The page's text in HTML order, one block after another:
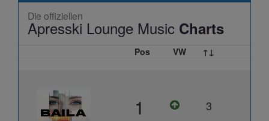
Die offiziellen
Apresski Lounge Music Charts
Pos VW ↑↓
1 3